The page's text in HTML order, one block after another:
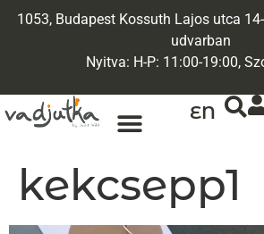
1053, Budapest Kossuth Lajos utca
udvarban
Nyitva: H-P: 11:00-19:00,
EN
kekcsepp1